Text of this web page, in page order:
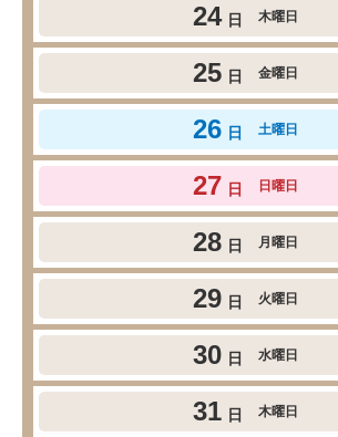
24 日 木曜日
25 日 金曜日
26 日 土曜日
27 日 日曜日
28 日 月曜日
29 日 火曜日
30 日 水曜日
31 日 木曜日